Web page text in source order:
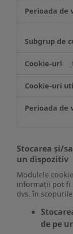
Stocarea și/
un dispozitiv
Modulele
informații pot fi
dvs. în
de pe